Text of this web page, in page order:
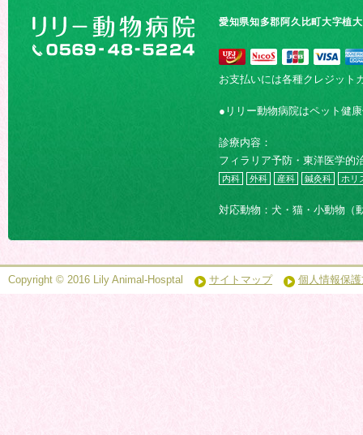
愛知県知多郡阿久比町大字植
お支払いには各種クレジット
●リリー動物病院はペット健
診療内容：
フィラリア予防・東洋医学的
内科 外科 産科 鍼灸科 ホリ
対応動物：犬・猫・小動物（
Copyright © 2016 Lily Animal-Hosptal サイトマップ 個人情報保